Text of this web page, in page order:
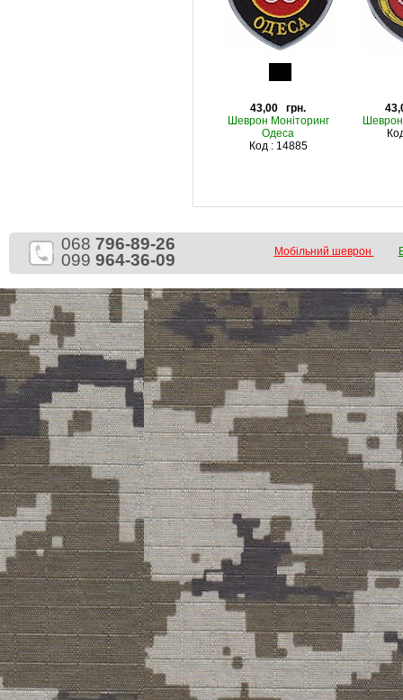
43,00 грн.
Шеврон Моніторинг
Одеса
Код : 14885
068 796-89-26
099 964-36-09 Мобільний шеврон